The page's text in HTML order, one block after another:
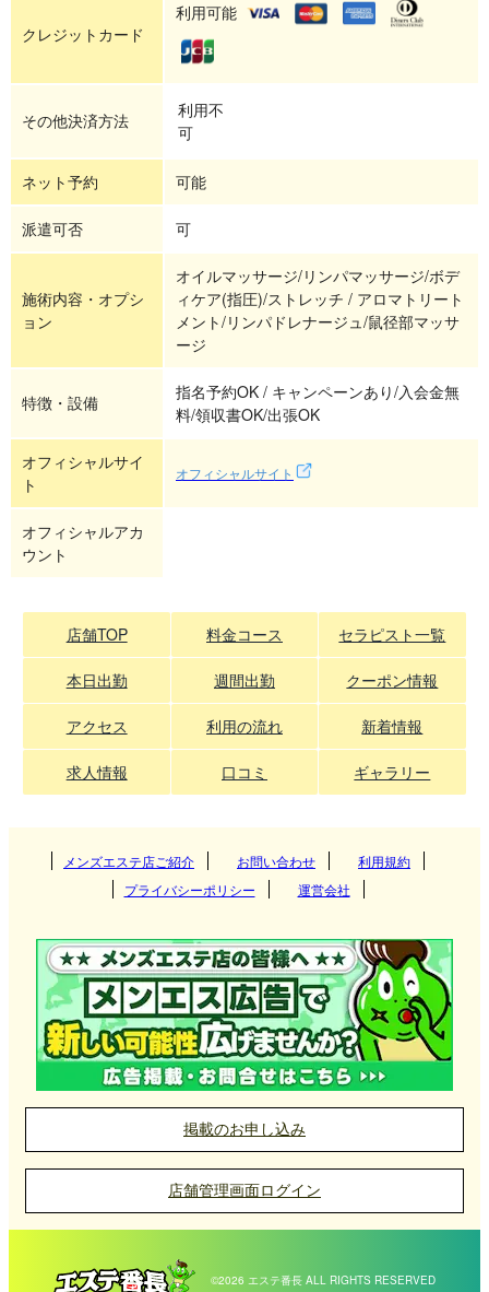
クレジットカード
利用可能
その他決済方法
利用不
可
ネット予約 可能
派遣可否 可
施術内容・オプシ
ョン
オイルマッサージ/リンパマッサージ/ボデ
ィケア(指圧)/ストレッチ / アロマトリート
メント/リンパドレナージュ/鼠径部マッサ
ージ
特徴・設備
指名予約OK / キャンペーンあり/入会金無
料/領収書OK/出張OK
オフィシャルサイ
ト
オフィシャルサイト
オフィシャルアカ
ウント
店舗TOP 料金コース セラピスト一覧
本日出勤 週間出勤 クーポン情報
アクセス 利用の流れ 新着情報
求人情報 口コミ ギャラリー
メンズエステ店ご紹介 お問い合わせ
利用規約
プライバシーポリシー
運営会社
掲載のお申し込み
店舗管理画面ログイン
©2026 エステ番長 ALL RIGHTS RESERVED